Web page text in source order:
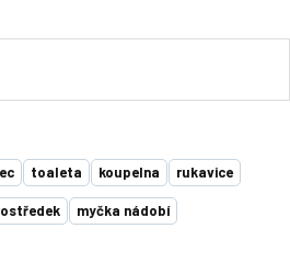
toaleta koupelna rukavice
myčka nádobí